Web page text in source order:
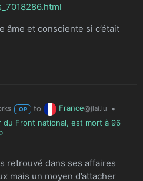
âme et consciente si c’était
OP to France@jlai.lu
•
Front national, est mort à 96
retrouvé dans ses affaires
mais un moyen d’attacher